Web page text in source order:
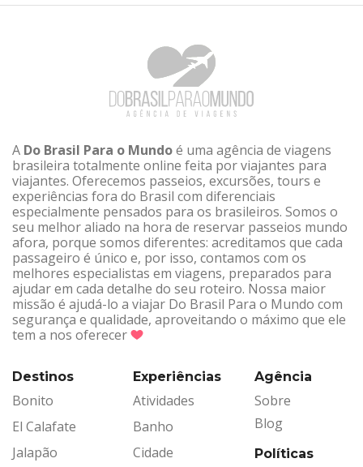
A Do Brasil Para o Mundoé uma agência de viagens
brasileira totalmente online feita por viajantes para
viajantes. Oferecemos passeios, excursões, tours e
experiências fora do Brasil com diferenciais
especialmente pensados para os brasileiros. Somos o
seu melhor aliado na hora de reservar passeios mundo
afora, porque somos diferentes: acreditamos que cada
passageiro é único e, por isso, contamos com os
melhores especialistas em viagens, preparados para
ajudar em cada detalhe do seu roteiro. Nossa maior
missão é ajudá-lo a viajar Do Brasil Para o Mundo com
segurança e qualidade, aproveitando o máximo que ele
tem a nos oferecer
Destinos
Bonito
El Calafate
Jalapão
Experiências
Atividades
Banho
Cidade
Agência
Sobre
Blog
Políticas